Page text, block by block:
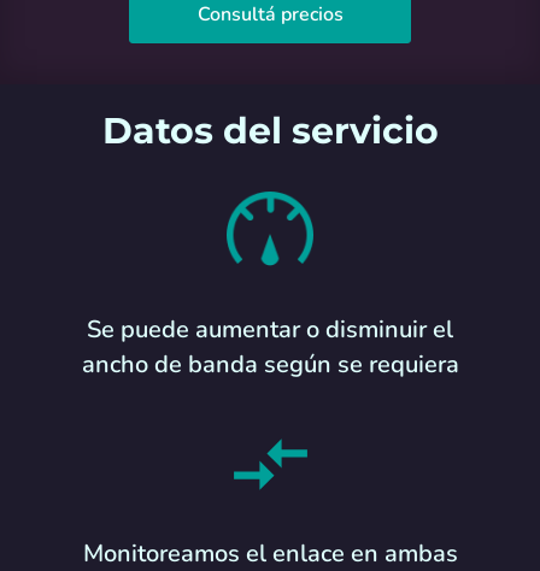
Consultá precios
Datos del servicio
Se puede aumentar o disminuir el
ancho de banda según se requiera
Monitoreamos el enlace en ambas